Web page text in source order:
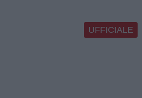
UFFICIALE